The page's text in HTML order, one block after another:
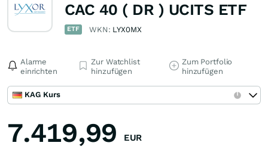
CAC 40 ( DR ) UCITS ETF
ETF WKN: LYX0MX
Alarme
einrichten
Zur Watchlist
hinzufügen
Zum Portfolio
hinzufügen
KAG Kurs
7.419,99 EUR